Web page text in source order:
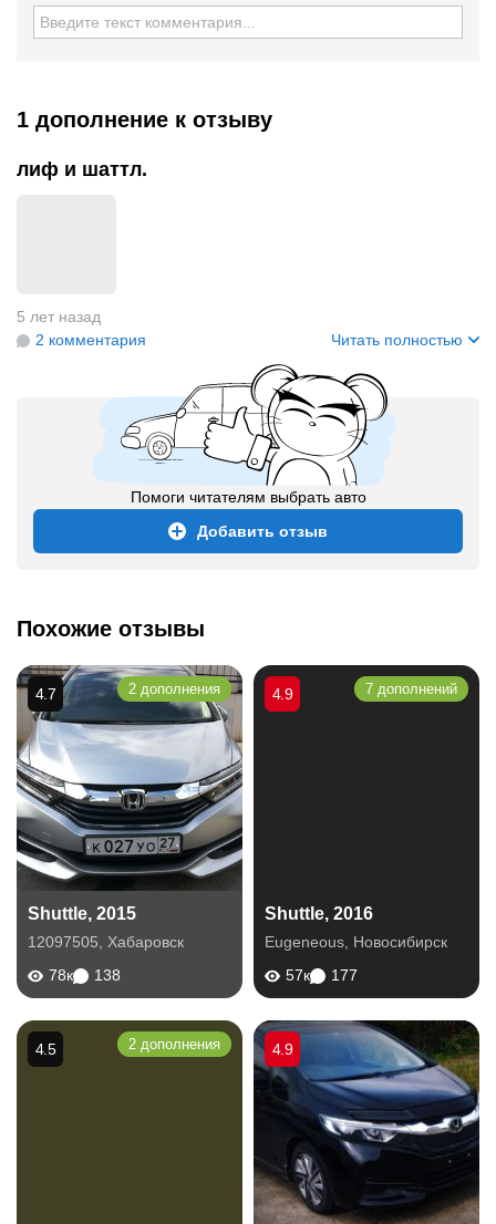
1 дополнение к отзыву
лиф и шаттл.
5 лет назад
2 комментария
Читать полностью
Помоги читателям выбрать авто
Добавить отзыв
Похожие отзывы
Shuttle, 2015
12097505
Хабаровск
78к
138
4.7 2 дополнения
Shuttle, 2016
Eugeneous Новосибирск
57к
177
4.9 7 дополнений
4.5 2 дополнения 4.9